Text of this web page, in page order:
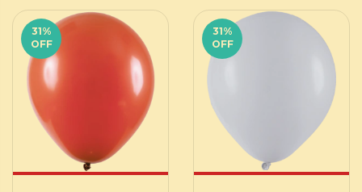
31%
OFF
31%
OFF